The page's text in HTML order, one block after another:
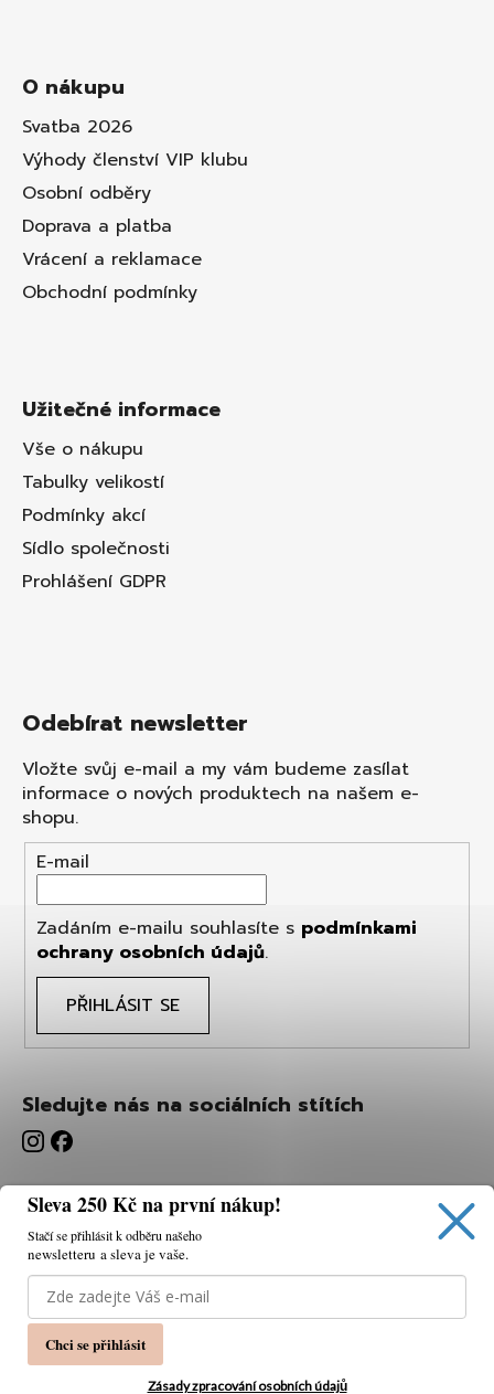
Používáme cookies, abychom vám umožnili pohodlné
prohlížení webu a díky analýze webu neustále zlepšovat
jeho funkce, výkon a použitelnost.
O nákupu
Svatba 2026
Výhody členství VIP klubu
Osobní odběry
Doprava a platba
Vrácení a reklamace
Obchodní podmínky
Užitečné informace
Vše o nákupu
Tabulky velikostí
Podmínky akcí
Sídlo společnosti
Prohlášení GDPR
Odebírat newsletter
Vložte svůj e-mail a my vám budeme zasílat
informace o nových produktech na našem e-
shopu.
E-mail
Zadáním e-mailu souhlasíte s podmínkami
ochrany osobních údajů.
PŘIHLÁSIT SE
Sledujte nás na sociálních stítích
Sleva 250 Kč na první nákup!
Stačí se přihlásit k odběru našeho
newsletteru a sleva je vaše.
Chci se přihlásit
Zásady zpracování osobních údajů